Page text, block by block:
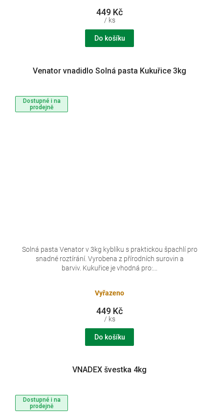
449 Kč
/ ks
Do košíku
Dostupné i na
prodejně
Venator vnadidlo Solná pasta Kukuřice 3kg
Vyřazeno
449 Kč
/ ks
Do košíku
Solná pasta Venator v 3kg kyblíku s praktickou špachlí pro
snadné roztírání. Vyrobena z přírodních surovin a
barviv. Kukuřice je vhodná pro:...
Dostupné i na
prodejně
VNADEX švestka 4kg